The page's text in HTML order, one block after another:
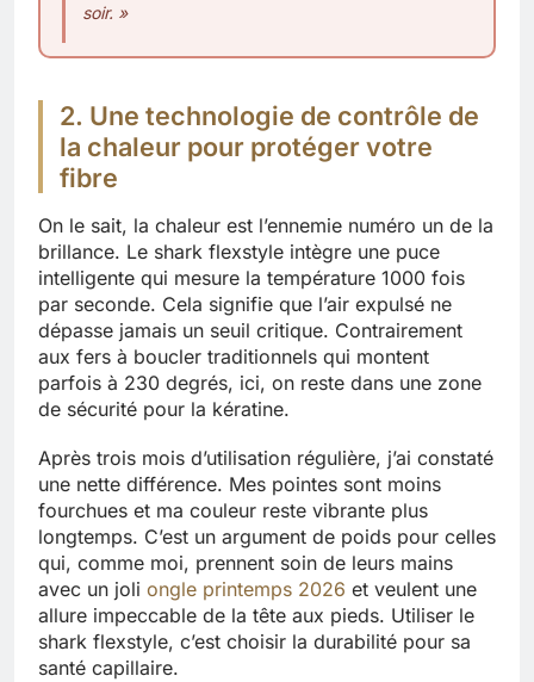
soir. »
2. Une technologie de contrôle de
la chaleur pour protéger votre
fibre
On le sait, la chaleur est l’ennemie numéro un de la
brillance. Le shark flexstyle intègre une puce
intelligente qui mesure la température 1000 fois
par seconde. Cela signifie que l’air expulsé ne
dépasse jamais un seuil critique. Contrairement
aux fers à boucler traditionnels qui montent
parfois à 230 degrés, ici, on reste dans une zone
de sécurité pour la kératine.
Après trois mois d’utilisation régulière, j’ai constaté
une nette différence. Mes pointes sont moins
fourchues et ma couleur reste vibrante plus
longtemps. C’est un argument de poids pour celles
qui, comme moi, prennent soin de leurs mains
avec un joli ongle printemps 2026 et veulent une
allure impeccable de la tête aux pieds. Utiliser le
shark flexstyle, c’est choisir la durabilité pour sa
santé capillaire.